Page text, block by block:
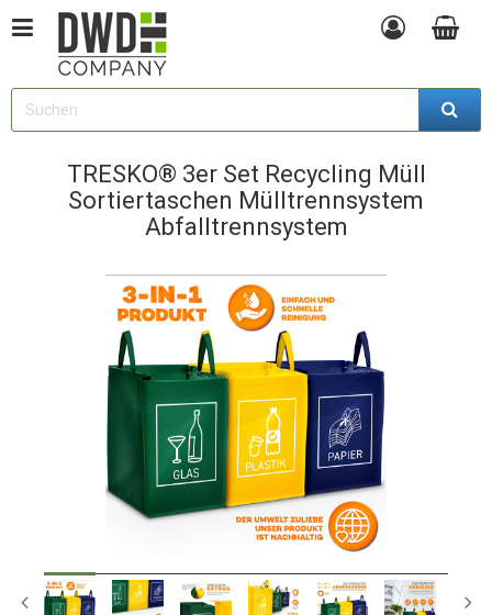
TRESKO® 3er Set Recycling Müll
Sortiertaschen Mülltrennsystem
Abfalltrennsystem